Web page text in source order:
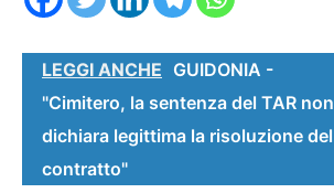
LEGGI ANCHE GUIDONIA -
"Cimitero, la sentenza del TAR non
dichiara legittima la risoluzione del
contratto"